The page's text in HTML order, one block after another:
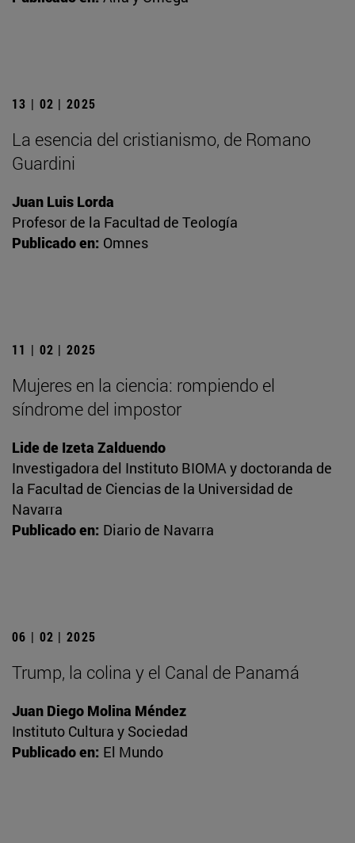
13 | 02 | 2025
La esencia del cristianismo, de Romano
Guardini
Juan Luis Lorda
Profesor de la Facultad de Teología
Publicado en: Omnes
11 | 02 | 2025
Mujeres en la ciencia: rompiendo el
síndrome del impostor
Lide de Izeta Zalduendo
Investigadora del Instituto BIOMA y doctoranda de
la Facultad de Ciencias de la Universidad de
Navarra
Publicado en: Diario de Navarra
06 | 02 | 2025
Trump, la colina y el Canal de Panamá
Juan Diego Molina Méndez
Instituto Cultura y Sociedad
Publicado en: El Mundo